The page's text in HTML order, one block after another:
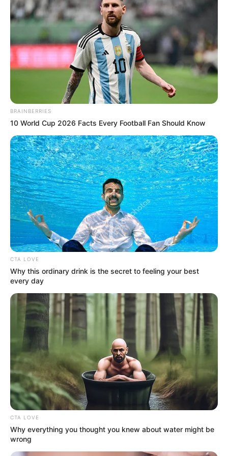
Mute
(foto: qmul)
2. Honduran White,kelelawar aneh dengan bentuk
layaknya bola kecil berbulu
(foto: wikipedia)
3. KelawarPied, merupakan spesies yang unik dan
langka karena memiliki bentuk layaknya lebah
dengan warna yang menyerupai panda
BRAINBERRIES
10 World Cup 2026 Facts Every Football Fan Should Know
CTA LOVE
Why this ordinary drink is the secret to feeling your best
every day
CTA LOVE
Why everything you thought you knew about water might be
wrong